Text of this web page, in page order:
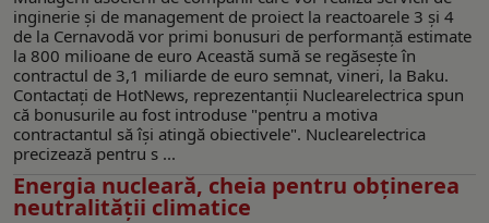
inginerie şi de management de proiect la reactoarele 3 și 4
de la Cernavodă vor primi bonusuri de performanță estimate
la 800 milioane de euro Această sumă se regăsește în
contractul de 3,1 miliarde de euro semnat, vineri, la Baku.
Contactați de HotNews, reprezentanții Nuclearelectrica spun
că bonusurile au fost introduse "pentru a motiva
contractantul să își atingă obiectivele". Nuclearelectrica
precizează pentru s ...
Energia nucleară, cheia pentru obținerea
neutralității climatice